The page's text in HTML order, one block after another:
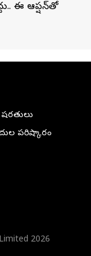
ఈ ఆప్షన్‌తో
పరిష్కారం
2026